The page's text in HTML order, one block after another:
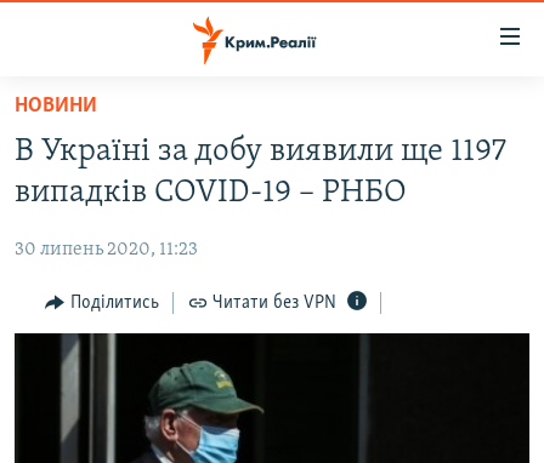
Перейти
основного
матеріалу
до
навігації
Перейти
ВОДА.КРИМ
ПОЛІТИКА
БЛОГИ
ПОГЛЯД
ВСЕ ЗА ДЕНЬ
НОВИНИ
В Україні за добу виявили ще 1197
випадків COVID-19 – РНБО
30 липень 2020, 11:23
Поділитись Читати без VPN